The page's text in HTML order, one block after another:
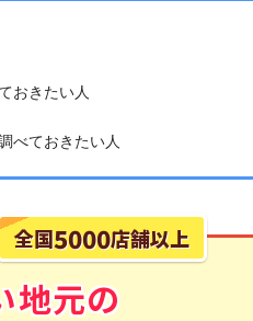
おきたい人
べておきたい人